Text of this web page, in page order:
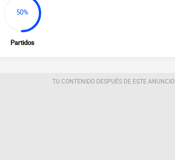
50%
Partidos
TU CONTENIDO DESPUÉS DE ESTE ANUNCIO